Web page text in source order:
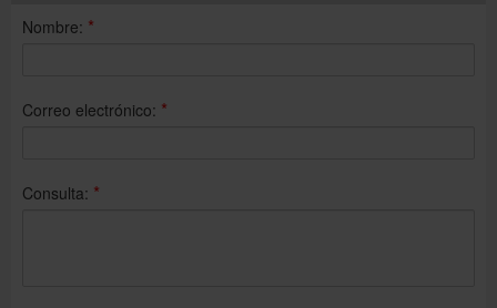
Nombre: *
Correo electrónico: *
Consulta: *